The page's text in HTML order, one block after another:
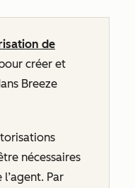
de
créer et
Breeze
nécessaires
Par